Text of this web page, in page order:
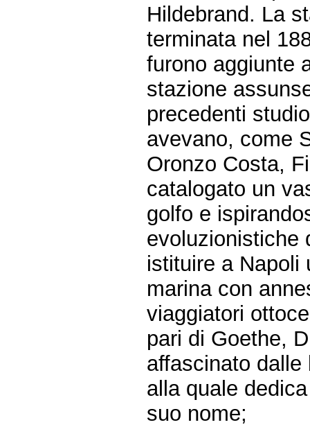
Hildebrand. La
terminata nel
furono aggiunte
stazione
precedenti
avevano, come
Oronzo Costa,
catalogato un
golfo e
evoluzionistiche
istituire a Napoli
marina con
viaggiatori
pari di Goethe,
affascinato
alla quale
suo nome;